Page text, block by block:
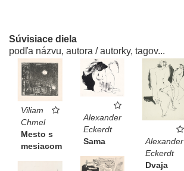
Súvisiace diela
podľa názvu, autora / autorky, tagov...
Viliam
Chmel
Mesto s
mesiacom
Alexander
Eckerdt
Sama
Alexander
Eckerdt
Dvaja